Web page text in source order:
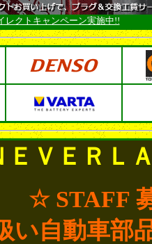
レクトキャンペーン実施中!!
ＥＶＥＲＬ
☆ STAFF
い自動車部